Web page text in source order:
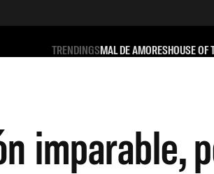
TRENDINGSMAL DE AMORESHOUSE OF
imparable,